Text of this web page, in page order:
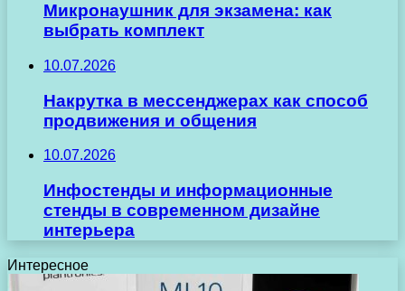
Микронаушник для экзамена: как
выбрать комплект
10.07.2026
Накрутка в мессенджерах как способ
продвижения и общения
10.07.2026
Инфостенды и информационные
стенды в современном дизайне
интерьера
Интересное